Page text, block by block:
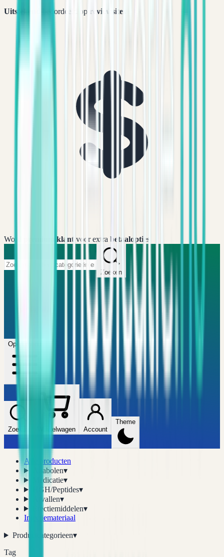
Uitstekend beoordeeld op reviewsites
Word premium klant voor extra betaalopties
Zoeken
Open menu
Zoeken Winkelwagen Account
Theme
Alle producten
Anabolen▾
Medicatie▾
HGH/Peptides▾
Afvallen▾
Erectiemiddelen▾
Injectiemateriaal
Productcategorieen▾
Tag